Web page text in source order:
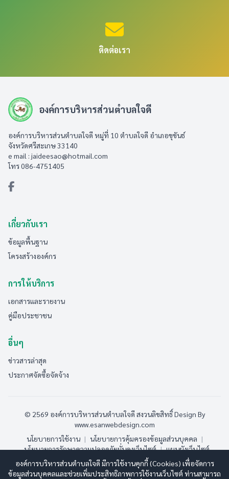
ติดต่อเรา
องค์การบริหารส่วนตำบลใจดี
องค์การบริหารส่วนตำบลใจดี หมู่ที่ 10 ตำบลใจดี อำเภอขุขันธ์
จังหวัดศรีสะเกษ 33140
e mail : jaideesao@hotmail.com
โทร 086-4751405
เกี่ยวกับเรา
ข้อมูลพื้นฐาน
โครงสร้างองค์กร
การให้บริการ
เอกสารและรายงาน
คู่มือประชาชน
อื่นๆ
ข่าวสารล่าสุด
ประกาศจัดซื้อจัดจ้าง
© 2569 องค์การบริหารส่วนตำบลใจดี สงวนลิขสิทธิ์Design By
www.esanwebdesign.com
นโยบายการใช้งาน | นโยบายการคุ้มครองข้อมูลส่วนบุคคล |
นโยบายการรักษาความปลอดภัยมั่นคงเว็บไซต์ | แผนผังเว็บไซต์
ออนไลน์:3 ทั้งหมด:219 (ดูสถิติทั้งหมด)
องค์การบริหารส่วนตำบลใจดี มีการใช้งานคุกกี้ (Cookies) เพื่อจัดการ
ข้อมูลส่วนบุคคลและช่วยเพิ่มประสิทธิภาพการใช้งานเว็บไซต์ ท่านสามารถ